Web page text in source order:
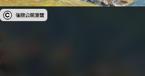
受著作權法保護-僅限於本平台有限度公開瀏覽